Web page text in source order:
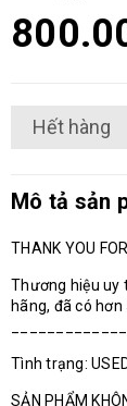
Hết hàng
Mô tả sản
THANK YOU
Thương hiệu uy
hãng, đã có hơn
Tình trạng:
SẢN PHẨM